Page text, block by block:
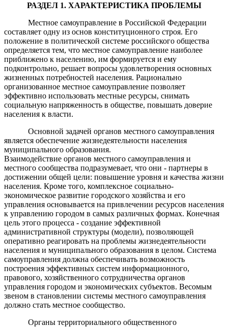
РАЗДЕЛ 1. ХАРАКТЕРИСТИКА ПРОБЛЕМЫ
Местное самоуправление в Российской Федерации
составляет одну из основ конституционного строя. Его
положение в политической системе российского общества
определяется тем, что местное самоуправление наиболее
приближено к населению, им формируется и ему
подконтрольно, решает вопросы удовлетворения основных
жизненных потребностей населения. Рационально
организованное местное самоуправление позволяет
эффективно использовать местные ресурсы, снимать
социальную напряженность в обществе, повышать доверие
населения к власти.
Основной задачей органов местного самоуправления
является обеспечение жизнедеятельности населения
муниципального образования.
Взаимодействие органов местного самоуправления и
местного сообщества подразумевает, что они - партнеры в
достижении общей цели: повышение уровня и качества жизни
населения. Кроме того, комплексное социально-
экономическое развитие городского хозяйства и его
управления основывается на привлечении ресурсов населения
к управлению городом в самых различных формах. Конечная
цель этого процесса - создание эффективной
административной структуры (модели), позволяющей
оперативно реагировать на проблемы жизнедеятельности
населения и муниципального образования в целом. Система
самоуправления должна обеспечивать возможность
построения эффективных систем информационного,
правового, хозяйственного сотрудничества органов
управления городом и экономических субъектов. Весомым
звеном в становлении системы местного самоуправления
должно стать местное сообщество.
Органы территориального общественного